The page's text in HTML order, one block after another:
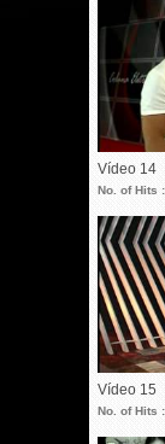
Vídeo 14
No. of Hits :
Vídeo 15
No. of Hits :